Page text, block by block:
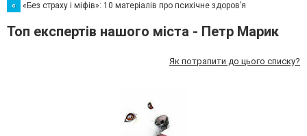
« «Без страху і міфів»: 10 матеріалів про психічне здоров’я
Топ експертів нашого міста - Петр Марик
Як потрапити до цього списку?